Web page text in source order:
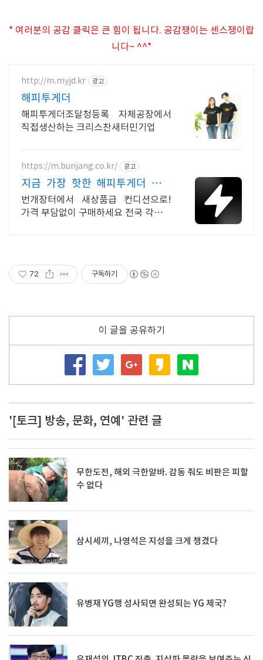
* 여러분의 공감 클릭은 큰 힘이 됩니다. 공감쟁이는 센스쟁이랍
니다~ ^^*
http://m.myjd.kr 광고
해피투게더
해피투게더조달청등록 자체공장에서
직접생산하는 크리스찬새터민기업
https://m.bunjang.co.kr/ 광고
지금 가장 핫한 해피투게더 국내
최대 브랜드 중고거래
번개장터에서 새상품급 컨디션으로!
가격 부담없이 구매하세요 전국 각지에
72 구독하기
이 글을 공유하기
'[토크] 방송, 문화, 연예' 관련 글
무한도전, 해외 극한알바. 감동 줘도 비판은 피할
수 없다
삼시세끼, 나영석은 지성을 크게 챙겼다
유병재 YG행 성사되면 완성되는 YG 제국?